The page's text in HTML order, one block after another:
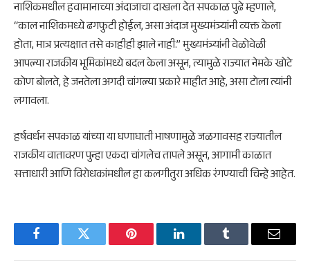
​नाशिकमधील हवामानाच्या अंदाजाचा दाखला देत सपकाळ पुढे म्हणाले,
“काल नाशिकमध्ये ढगफुटी होईल, असा अंदाज मुख्यमंत्र्यांनी व्यक्त केला
होता, मात्र प्रत्यक्षात तसे काहीही झाले नाही.” मुख्यमंत्र्यांनी वेळोवेळी
आपल्या राजकीय भूमिकांमध्ये बदल केला असून, त्यामुळे राज्यात नेमके खोटे
कोण बोलते, हे जनतेला अगदी चांगल्या प्रकारे माहीत आहे, असा टोला त्यांनी
लगावला.
​हर्षवर्धन सपकाळ यांच्या या घणाघाती भाषणामुळे जळगावसह राज्यातील
राजकीय वातावरण पुन्हा एकदा चांगलेच तापले असून, आगामी काळात
सत्ताधारी आणि विरोधकांमधील हा कलगीतुरा अधिक रंगण्याची चिन्हे आहेत.
FacebookTwitter Pinterest LinkedInTumblr Email